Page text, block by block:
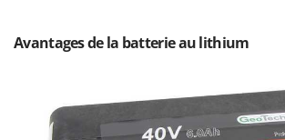
Shark
Simatech
Sirman
Avantages de la batterie au lithium